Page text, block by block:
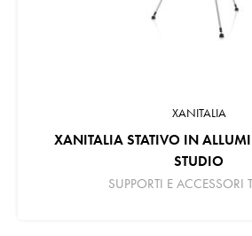
XANITALIA
XANITALIA STATIVO IN
STUDIO
SUPPORTI E ACCESSORI